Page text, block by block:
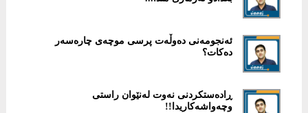
ئەنجومەنی دەوڵەت پرسی موچەی چارەسەر
دەکات؟
ڕادەستكردنی نەوت لەنێوان راستی
وچەواشەكاریدا!!